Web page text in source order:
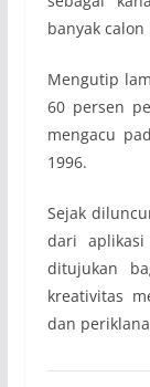
banyak
Mengutip
60 persen
mengacu
1996.
Sejak
dari aplikasi
ditujukan
kreativitas
dan